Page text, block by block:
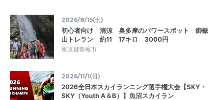
2026/8/15(土)
初心者向け 清涼 奥多摩のパワースポット 御嶽
山トレラン 約11 17キロ 3000円
東京都青梅市
2026/11/1(日)
2026全日本スカイランニング選手権大会【SKY・
SKY（Youth A＆B）】魚沼スカイラン